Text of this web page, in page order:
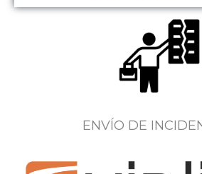
ENVÍO DE